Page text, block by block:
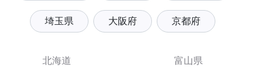
埼玉県 大阪府 京都府
北海道
富山県